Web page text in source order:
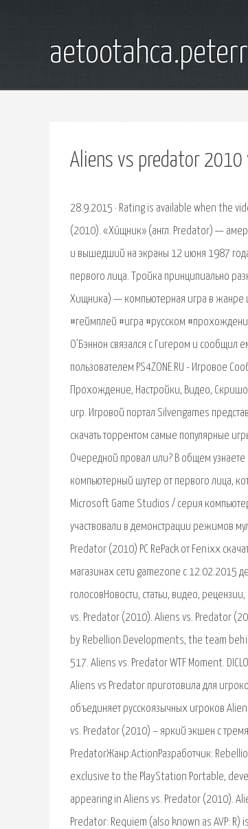
Aliens vs predator 2010
28.9.2015 · Rating is available when the
(2010). «Хи́щник» (англ. Predator) —
и вышедший на экраны 12 июня 1987
первого лица. Тройка принципиально
Хищника) — компьютерная игра в жанре
#геймплей #игра #русском
О’Бэннон связался с Гигером и сообщил
пользователем PS4ZONE.RU - Игровое
Прохождение, Настройки, Видео,
игр. Игровой портал Silvengames
скачать торрентом самые популярные
Очередной провал или? В общем
компьютерный шутер от первого лица,
Microsoft Game Studios / серия
участвовали в демонстрации режимов
Predator (2010) PC RePack от Fenixx
магазинах сети gamezone с 12.02.2015
голосовНовости, статьи, видео,
vs. Predator (2010). Aliens vs. Predator
by Rebellion Developments, the team
517. Aliens vs. Predator WTF Moment.
Aliens vs Predator приготовила для
объединяет русскоязычных игроков
vs. Predator (2010) – яркий экшен с
PredatorЖанр:ActionРазработчик:
exclusive to the PlayStation Portable,
appearing in Aliens vs. Predator (2010).
Predator: Requiem (also known as AVP: